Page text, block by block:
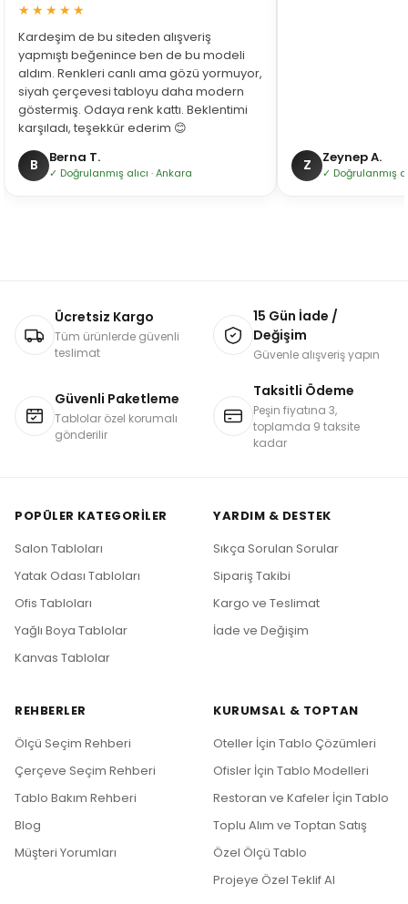
★★★★★
Kardeşim de bu siteden alışveriş
yapmıştı beğenince ben de bu modeli
aldım. Renkleri canlı ama gözü yormuyor,
siyah çerçevesi tabloyu daha modern
göstermiş. Odaya renk kattı. Beklentimi
karşıladı, teşekkür ederim 😊
B Berna T.
✓ Doğrulanmış alıcı · Ankara Z Zeynep A.
✓ Doğrulanmış
Ücretsiz Kargo
Tüm ürünlerde güvenli
teslimat
15 Gün İade /
Değişim
Güvenle alışveriş yapın
Güvenli Paketleme
Tablolar özel korumalı
gönderilir
Taksitli Ödeme
Peşin fiyatına 3,
toplamda 9 taksite
kadar
POPÜLER KATEGORILER
Salon Tabloları
Yatak Odası Tabloları
Ofis Tabloları
Yağlı Boya Tablolar
Kanvas Tablolar
YARDIM & DESTEK
Sıkça Sorulan Sorular
Sipariş Takibi
Kargo ve Teslimat
İade ve Değişim
REHBERLER
Ölçü Seçim Rehberi
Çerçeve Seçim Rehberi
Tablo Bakım Rehberi
Blog
Müşteri Yorumları
KURUMSAL & TOPTAN
Oteller İçin Tablo Çözümleri
Ofisler İçin Tablo Modelleri
Restoran ve Kafeler İçin Tablo
Toplu Alım ve Toptan Satış
Özel Ölçü Tablo
Projeye Özel Teklif Al